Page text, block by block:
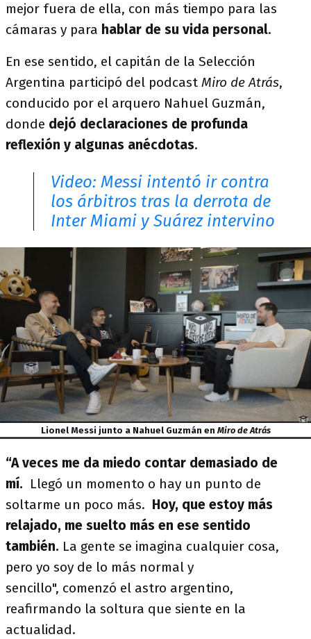
mejor fuera de ella, con más tiempo para las
cámaras y para hablar de su vida personal.
En ese sentido, el capitán de la Selección
Argentina participó del podcast Miro de Atrás,
conducido por el arquero Nahuel Guzmán,
donde dejó declaraciones de profunda
reflexión y algunas anécdotas.
Video: Messi intentó ir contra
los árbitros tras la derrota de
Inter Miami y Suárez intervino
Lionel Messi junto a Nahuel Guzmán en Miro de Atrás
“A veces me da miedo contar demasiado de
mí. Llegó un momento o hay un punto de
soltarme un poco más. Hoy, que estoy más
relajado, me suelto más en ese sentido
también. La gente se imagina cualquier cosa,
pero yo soy de lo más normal y
sencillo", comenzó el astro argentino,
reafirmando la soltura que siente en la
actualidad.